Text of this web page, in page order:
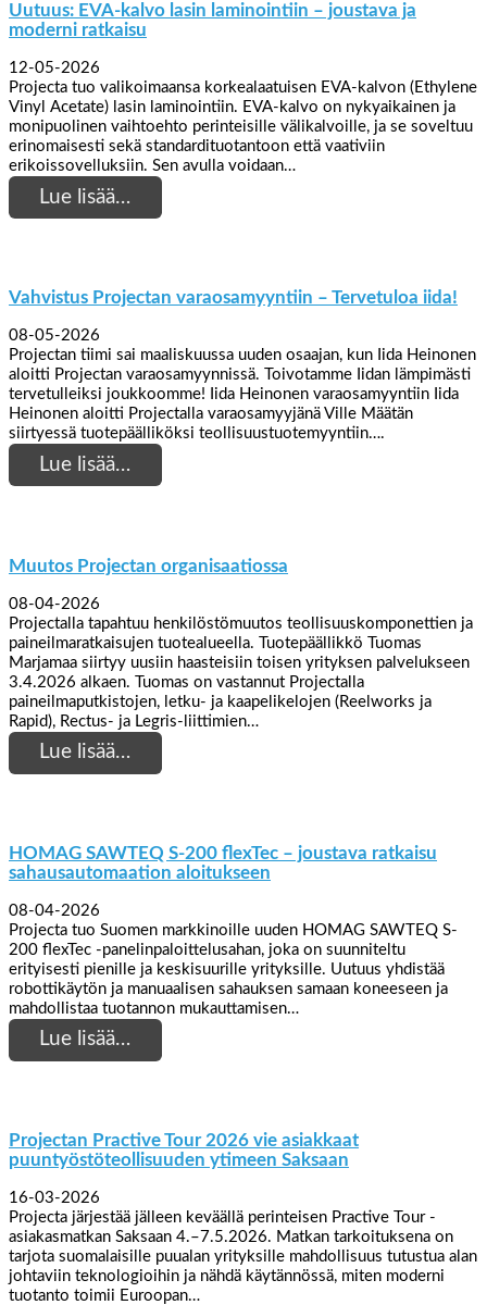
Uutuus: EVA-kalvo lasin laminointiin – joustava ja
moderni ratkaisu
12-05-2026
Projecta tuo valikoimaansa korkealaatuisen EVA-kalvon (Ethylene
Vinyl Acetate) lasin laminointiin. EVA-kalvo on nykyaikainen ja
monipuolinen vaihtoehto perinteisille välikalvoille, ja se soveltuu
erinomaisesti sekä standardituotantoon että vaativiin
erikoissovelluksiin. Sen avulla voidaan…
Lue lisää…
Vahvistus Projectan varaosamyyntiin – Tervetuloa iida!
08-05-2026
Projectan tiimi sai maaliskuussa uuden osaajan, kun Iida Heinonen
aloitti Projectan varaosamyynnissä. Toivotamme Iidan lämpimästi
tervetulleiksi joukkoomme! Iida Heinonen varaosamyyntiin Iida
Heinonen aloitti Projectalla varaosamyyjänä Ville Määtän
siirtyessä tuotepäälliköksi teollisuustuotemyyntiin….
Lue lisää…
Muutos Projectan organisaatiossa
08-04-2026
Projectalla tapahtuu henkilöstömuutos teollisuuskomponettien ja
paineilmaratkaisujen tuotealueella. Tuotepäällikkö Tuomas
Marjamaa siirtyy uusiin haasteisiin toisen yrityksen palvelukseen
3.4.2026 alkaen. Tuomas on vastannut Projectalla
paineilmaputkistojen, letku- ja kaapelikelojen (Reelworks ja
Rapid), Rectus- ja Legris-liittimien…
Lue lisää…
HOMAG SAWTEQ S-200 flexTec – joustava ratkaisu
sahausautomaation aloitukseen
08-04-2026
Projecta tuo Suomen markkinoille uuden HOMAG SAWTEQ S-
200 flexTec -panelinpaloittelusahan, joka on suunniteltu
erityisesti pienille ja keskisuurille yrityksille. Uutuus yhdistää
robottikäytön ja manuaalisen sahauksen samaan koneeseen ja
mahdollistaa tuotannon mukauttamisen…
Lue lisää…
Projectan Practive Tour 2026 vie asiakkaat
puuntyöstöteollisuuden ytimeen Saksaan
16-03-2026
Projecta järjestää jälleen keväällä perinteisen Practive Tour -
asiakasmatkan Saksaan 4.–7.5.2026. Matkan tarkoituksena on
tarjota suomalaisille puualan yrityksille mahdollisuus tutustua alan
johtaviin teknologioihin ja nähdä käytännössä, miten moderni
tuotanto toimii Euroopan…